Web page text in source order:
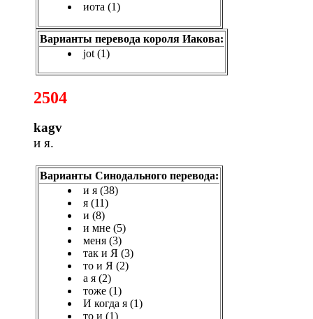
иота (1)
Варианты перевода короля Иакова:
jot (1)
2504
kagv
и я.
Варианты Синодального перевода:
и я (38)
я (11)
и (8)
и мне (5)
меня (3)
так и Я (3)
то и Я (2)
а я (2)
тоже (1)
И когда я (1)
то и (1)